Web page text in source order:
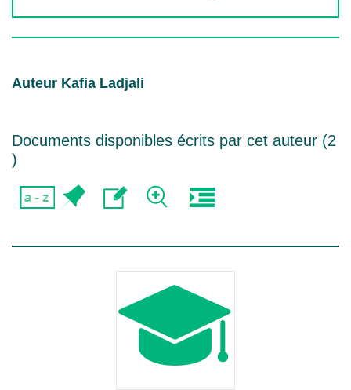
Auteur Kafia Ladjali
Documents disponibles écrits par cet auteur (2
)